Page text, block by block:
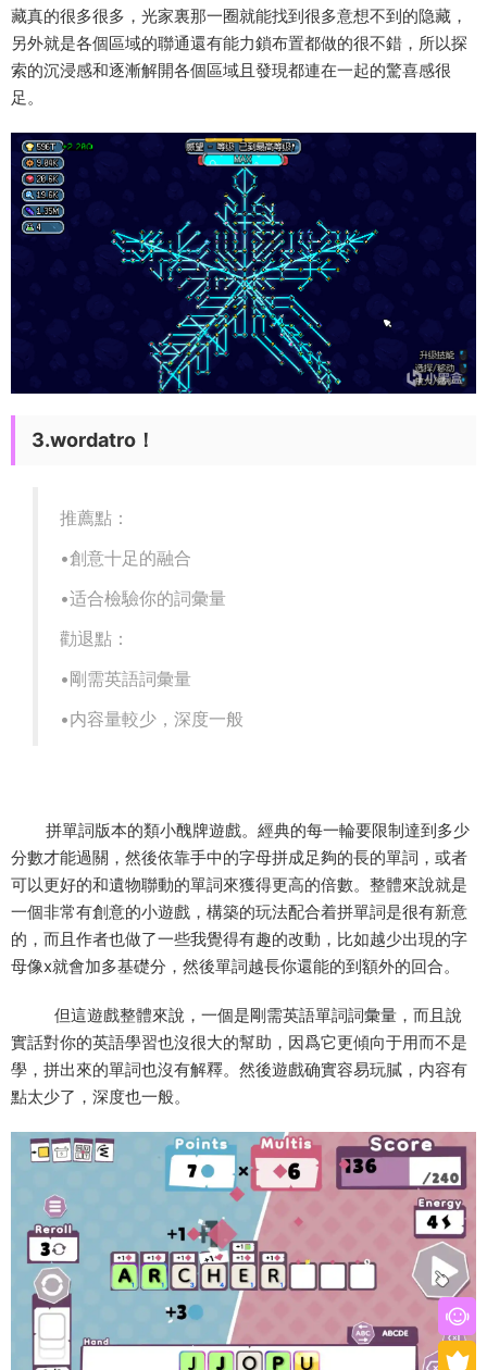
藏真的很多很多，光家裏那一圈就能找到很多意想不到的隐藏，
另外就是各個區域的聯通還有能力鎖布置都做的很不錯，所以探
索的沉浸感和逐漸解開各個區域且發現都連在一起的驚喜感很
足。
3.wordatro！
推薦點：
•創意十足的融合
•适合檢驗你的詞彙量
勸退點：
•剛需英語詞彙量
•内容量較少，深度一般
拼單詞版本的類小醜牌遊戲。經典的每一輪要限制達到多少
分數才能過關，然後依靠手中的字母拼成足夠的長的單詞，或者
可以更好的和遺物聯動的單詞來獲得更高的倍數。整體來說就是
一個非常有創意的小遊戲，構築的玩法配合着拼單詞是很有新意
的，而且作者也做了一些我覺得有趣的改動，比如越少出現的字
母像x就會加多基礎分，然後單詞越長你還能的到額外的回合。
但這遊戲整體來說，一個是剛需英語單詞詞彙量，而且說
實話對你的英語學習也沒很大的幫助，因爲它更傾向于用而不是
學，拼出來的單詞也沒有解釋。然後遊戲确實容易玩膩，内容有
點太少了，深度也一般。